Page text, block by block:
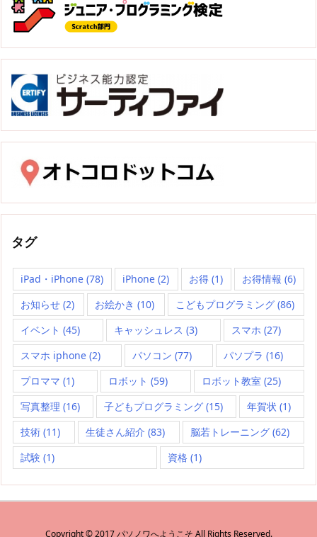
タグ
iPad・iPhone (78) iPhone (2) お得(1) お得情報 (6)
お知らせ (2) お絵かき (10) こどもプログラミング(86)
イベント (45) キャッシュレス (3) スマホ (27)
スマホ iphone (2) パソコン (77) パソプラ (16)
プロママ (1) ロボット (59) ロボット教室 (25)
写真整理 (16) 子どもプログラミング (15) 年賀状 (1)
技術 (11) 生徒さん紹介 (83) 脳若トレーニング (62)
試験 (1) 資格 (1)
Copyright ©2017 パソノワへようこそ All Rights Reserved.